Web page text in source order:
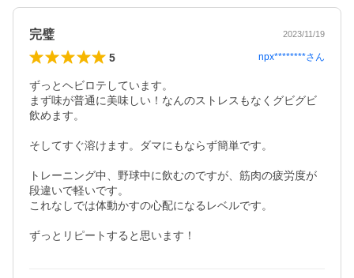
完璧 2023/11/19
5 npx********さん
ずっとヘビロテしています。
まず味が普通に美味しい！なんのストレスもなくグビグビ
飲めます。
そしてすぐ溶けます。ダマにもならず簡単です。
トレーニング中、野球中に飲むのですが、筋肉の疲労度が
段違いで軽いです。
これなしでは体動かすの心配になるレベルです。
ずっとリピートすると思います！